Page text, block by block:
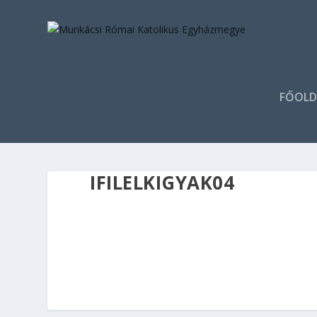
IFILELKIGYAK04